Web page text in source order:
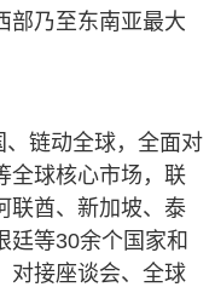
部乃至东南亚最大
链动全球，全面对
全球核心市场，联
联酋、新加坡、泰
廷等30余个国家和
对接座谈会、全球